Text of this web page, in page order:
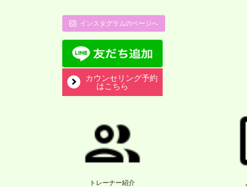
インスタグラムのページへ
カウンセリング予約
はこちら
トレーナー紹介